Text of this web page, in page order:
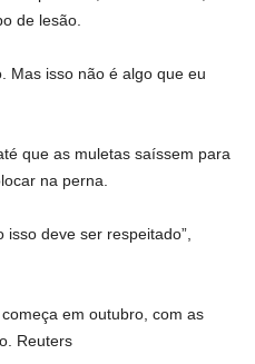
de lesão.
Mas isso não é algo que eu
que as muletas saíssem para
na perna.
deve ser respeitado”,
em outubro, com as
Reuters